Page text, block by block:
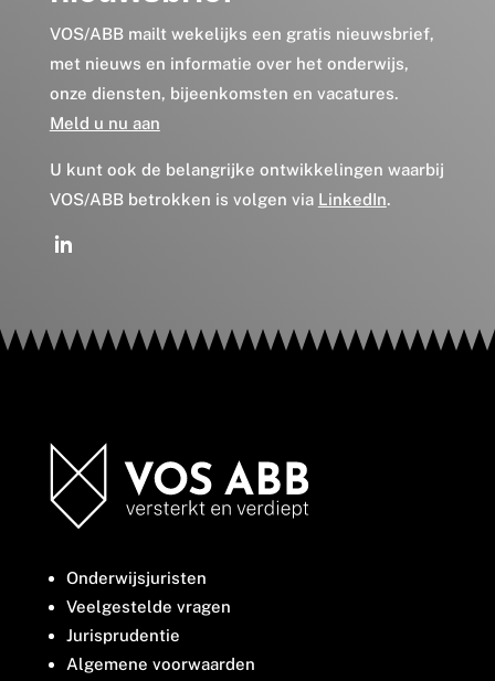
VOS/ABB mailt wekelijks een gratis nieuwsbrief,
met nieuws en informatie over het onderwijs,
onze diensten, bijeenkomsten en vacatures.
Meld u nu aan
U kunt ook de belangrijke ontwikkelingen waarbij
VOS/ABB betrokken is volgen via LinkedIn.
Onderwijsjuristen
Veelgestelde vragen
Jurisprudentie
Algemene voorwaarden